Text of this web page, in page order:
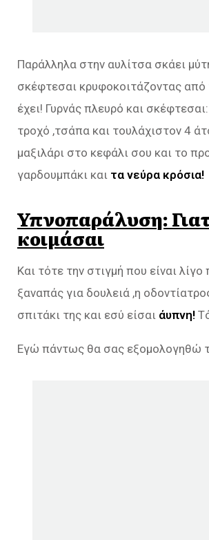
Παράλληλα στην αυλίτσα σκάει
σκέφτεσαι κρυφοκοιτάζοντας
έχει! Γυρνάς πλευρό και σκέφτεσαι:
τροχό ,τσάπα και τουλάχιστον 4
μαξιλάρι στο κεφάλι σου και το
γαρδουμπάκι και τα νεύρα κρόσια!
Υπνοπαράλυση:
κοιμάσαι
Και τότε την στιγμή που είναι λίγο
ξαναπάς για δουλειά ,η
σπιτάκι της και εσύ είσαι άυπνη!
Εγώ πάντως θα σας εξομολογηθώ